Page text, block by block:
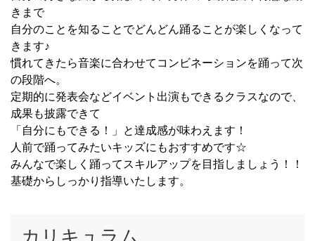
きまで
自分のことを知ることでどんどん踊ることが楽しくなって
きます♪
慣れてきたら音楽に合わせてコンビネーションを踊って次
の段階へ。
定期的に発表会などイベント出演もできるクラスなので、
成果も披露できて
「自分にもできる！」と達成感が味わえます！
人前で踊ってみたいキッズにもおすすめです☆
みんなで楽しく踊ってスキルアップを目指しましょう！！
基礎からしっかり指導いたします。
カリキュラム